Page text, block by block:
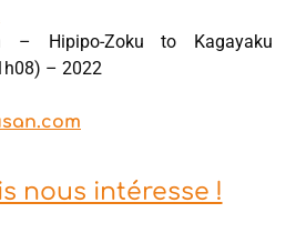
– Hipipo-Zoku to Kagayaku
– 2022
nous intéresse !